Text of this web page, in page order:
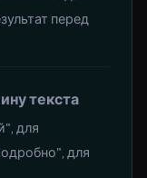
перед
текста
для
для